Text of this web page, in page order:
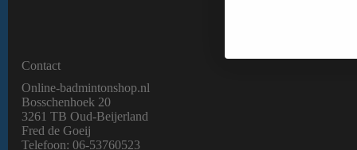
Contact
Online-badmintonshop.nl
Bosschenhoek 20
3261 TB Oud-Beijerland
Fred de Goeij
Telefoon: 06-53760523